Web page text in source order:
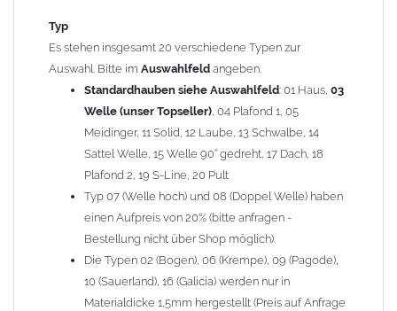
Ihrem zuständigen
Hinweis: FürKaminhaubenundKaminabdeckungenkönnen wir
Nachnahme anbieten!
Lieferzeit: ca. 1-2 Wochen nach Zahlungseingang
Sonderanfertigung: Die Kaminhaube wird kundenspezifisch
angefertigt - keine Rücknahme möglich!
Zum Bild vergößern, bitte auf das Bild klicken!
Typ
Es stehen insgesamt 20 verschiedene Typen zur
Auswahl. Bitte im Auswahlfeld angeben.
Standardhauben siehe Auswahlfeld: 01 Haus, 03
Welle (unser Topseller), 04 Plafond 1, 05
Meidinger, 11 Solid, 12 Laube, 13 Schwalbe, 14
Sattel Welle, 15 Welle 90° gedreht, 17 Dach, 18
Plafond 2, 19 S-Line, 20 Pult
Typ 07 (Welle hoch) und 08 (Doppel Welle) haben
einen Aufpreis von 20% (bitte anfragen -
Bestellung nicht über Shop möglich).
Die Typen 02 (Bogen), 06 (Krempe), 09 (Pagode),
10 (Sauerland), 16 (Galicia) werden nur in
Materialdicke 1,5mm hergestellt (Preis auf Anfrage